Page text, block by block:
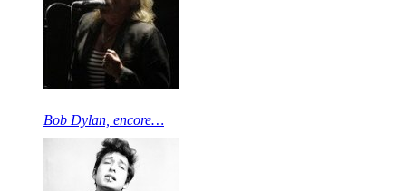
Bob Dylan, encore…